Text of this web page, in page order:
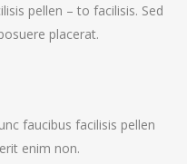
pellen – to facilisis. Sed
placerat.
faucibus facilisis pellen
enim non.